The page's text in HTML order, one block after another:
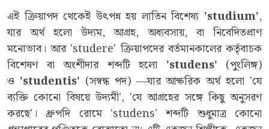
এই ক্রিয়াপদ থেকেই উৎপন্ন হয় লাতিন বিশেষ্য 'studium',
যার অর্থ হলো উদ্যম, আগ্রহ, অধ্যবসায়, বা নিবেদিতপ্রাণ
মনোভাব। আর 'studere' ক্রিয়াপদের বর্তমানকালের কর্তৃবাচক
বিশেষণ বা অংশীদার শব্দটি হলো 'studens' (পুংলিঙ্গ)
ও 'studentis' (সম্বন্ধ পদ) —যার আক্ষরিক অর্থ হলো 'যে
ব্যক্তি কোনো বিষয়ে উদ্যমী', 'যে আগ্রহের সঙ্গে কিছু অনুসরণ
করছে'। ধ্রুপদি রোমে 'studens' শব্দটি শুধুমাত্র কোনো